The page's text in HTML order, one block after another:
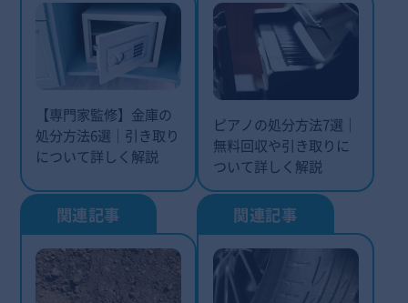
【専門家監修】金庫の
処分方法6選｜引き取り
について詳しく解説
ピアノの処分方法7選｜
無料回収や引き取りに
ついて詳しく解説